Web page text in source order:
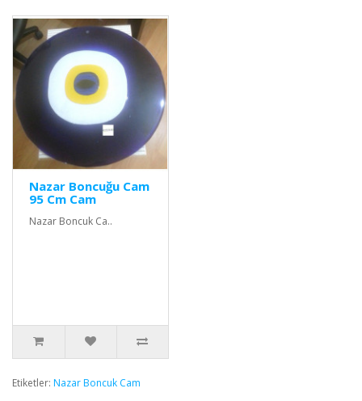
Nazar Boncuğu Cam
95 Cm Cam
Nazar Boncuk Ca..
Etiketler: Nazar Boncuk Cam